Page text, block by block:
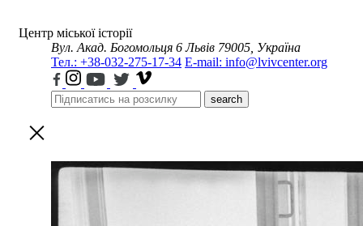
Центр міської історії
Вул. Акад. Богомольця 6 Львів 79005, Україна
Тел.: +38-032-275-17-34 E-mail: info@lvivcenter.org
search